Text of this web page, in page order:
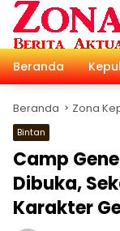
Langsung
konten
Beranda
Beranda Zona
Bintan
Camp
Dibuka,
Karakter